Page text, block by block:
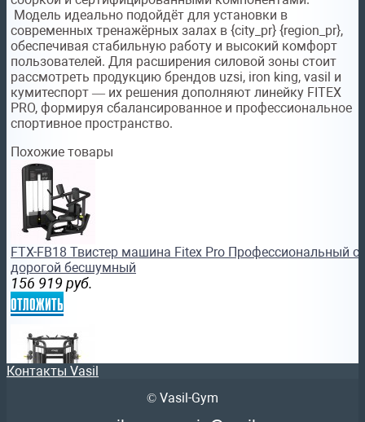
Модель идеально подойдёт для установки в
современных тренажёрных залах в {city_pr} {region_pr},
обеспечивая стабильную работу и высокий комфорт
пользователей. Для расширения силовой зоны стоит
рассмотреть продукцию брендов uzsi, iron king, vasil и
кумитеспорт — их решения дополняют линейку FITEX
PRO, формируя сбалансированное и профессиональное
спортивное пространство.
Похожие товары
FTX-FB18 Твистер машина Fitex Pro Профессиональный
дорогой бесшумный
156 919 руб.
отложить
FTX-FB17 Угловая блочная рамка (кроссовер) Fitex Pro
Контакты Vasil
© Vasil-Gym